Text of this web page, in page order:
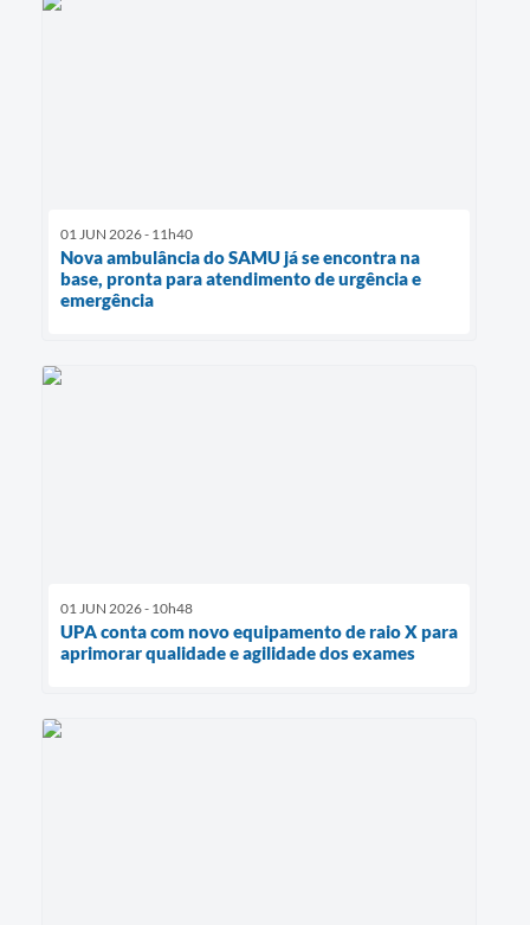
01 JUN 2026 - 11h40
Nova ambulância do SAMU já se encontra na
base, pronta para atendimento de urgência e
emergência
01 JUN 2026 - 10h48
UPA conta com novo equipamento de raio X para
aprimorar qualidade e agilidade dos exames